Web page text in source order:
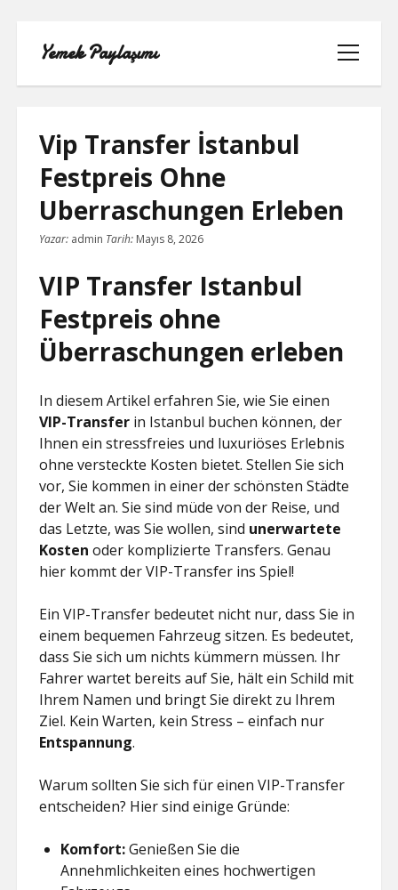
Yemek Paylaşımı
menüyü
aç
LISTE
SAYFA LISTESI
SPOTIFY TAKIPÇI YÜKSELTME
ÜCRETSIZ
TIKTOK GIZLI CANLI YAYIN IZLEME
ŞIFRESIZ
Vip Transfer İstanbul
Festpreis Ohne
Uberraschungen Erleben
Yazar: admin Tarih: Mayıs 8, 2026
VIP Transfer Istanbul
Festpreis ohne
Überraschungen erleben
In diesem Artikel erfahren Sie, wie Sie einen
VIP-Transfer in Istanbul buchen können, der
Ihnen ein stressfreies und luxuriöses Erlebnis
ohne versteckte Kosten bietet. Stellen Sie sich
vor, Sie kommen in einer der schönsten Städte
der Welt an. Sie sind müde von der Reise, und
das Letzte, was Sie wollen, sind unerwartete
Kosten oder komplizierte Transfers. Genau
hier kommt der VIP-Transfer ins Spiel!
Ein VIP-Transfer bedeutet nicht nur, dass Sie in
einem bequemen Fahrzeug sitzen. Es bedeutet,
dass Sie sich um nichts kümmern müssen. Ihr
Fahrer wartet bereits auf Sie, hält ein Schild mit
Ihrem Namen und bringt Sie direkt zu Ihrem
Ziel. Kein Warten, kein Stress – einfach nur
Entspannung.
Warum sollten Sie sich für einen VIP-Transfer
entscheiden? Hier sind einige Gründe:
Komfort:Genießen Sie die
Annehmlichkeiten eines hochwertigen